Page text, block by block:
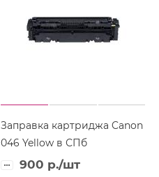
Заправка картриджа Canon
046 Yellow в СПб
900 р./шт